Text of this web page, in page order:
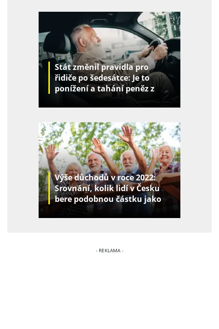
Stát změnil pravidla pro
řidiče po šedesátce: Je to
ponížení a tahání peněz z
Výše důchodů v roce 2022:
Srovnání, kolik lidí v Česku
bere podobnou částku jako